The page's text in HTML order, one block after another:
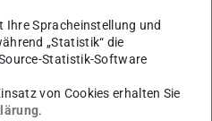
in
in China
(TU
Darmstadt),
Dieter Münk
(Universität
Ihre Spracheinstellung und
„Statistik“ die
Statistik-Software
von Cookies erhalten Sie
.